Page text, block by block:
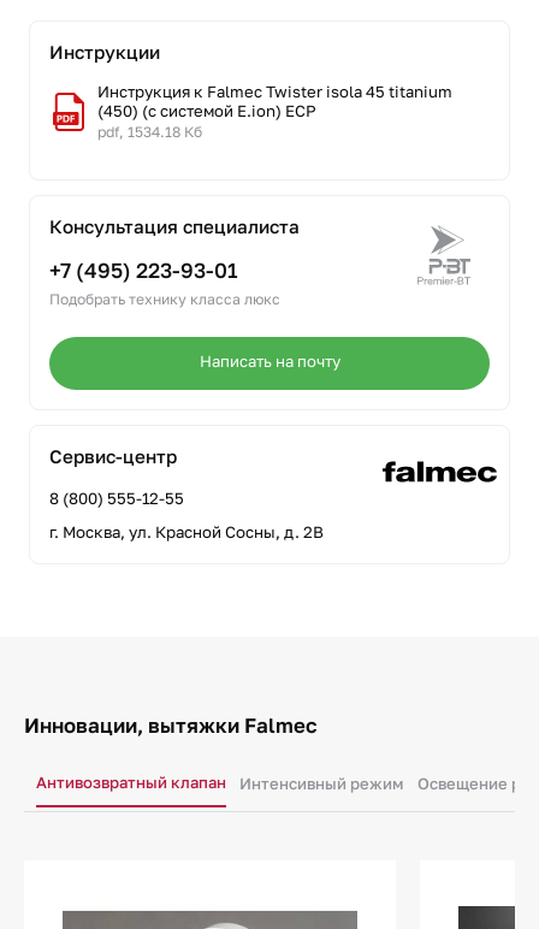
Инструкции
Инструкция к Falmec Twister isola 45 titanium
(450) (с системой E.ion) ECP
pdf, 1534.18 Кб
Консультация специалиста
+7 (495) 223-93-01
Подобрать технику класса люкс
Написать на почту
Сервис-центр
8 (800) 555-12-55
г. Москва, ул. Красной Сосны, д. 2В
Инновации, вытяжки Falmec
Антивозвратный клапан Интенсивный режим Освещение